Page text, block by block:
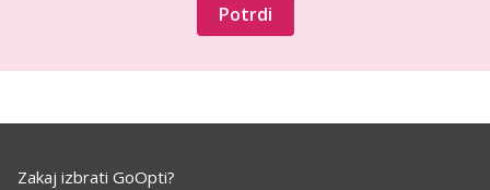
Potrdi
Zakaj izbrati GoOpti?